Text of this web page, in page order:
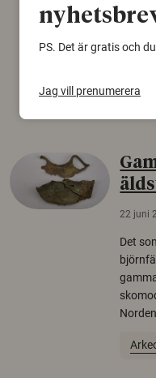
för
från
22 juni
Det
PS. Det är gratis och
Jag vill prenumerera